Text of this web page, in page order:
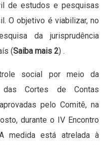
de estudos e pesquisas
O objetivo é viabilizar, no
da jurisprudência
(Saiba mais 2) .
social por meio da
das Cortes de Contas
pelo Comitê, na
durante o IV Encontro
medida está atrelada à